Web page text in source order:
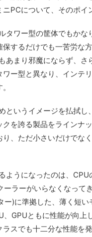
PCについて、そのポイ
タワー型の筐体でもかな
するだけでも一苦労な
あまり邪魔にならず、さ
ー型と異なり、インテ
というイメージを払拭し
を誇る製品をラインナ
、ただ小さいだけでな
ようになったのは、
ラーがいらなくなって
ー)に準拠した、薄く短
GPUともに性能が向上
スでも十二分な性能を